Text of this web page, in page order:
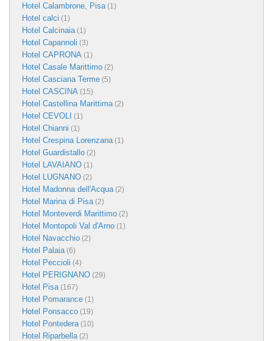
Hotel Calambrone, Pisa(1)
Hotel calci (1)
Hotel Calcinaia(1)
Hotel Capannoli (3)
Hotel CAPRONA (1)
Hotel Casale Marittimo (2)
Hotel Casciana Terme (5)
Hotel CASCINA (15)
Hotel Castellina Marittima(2)
Hotel CEVOLI (1)
Hotel Chianni (1)
Hotel Crespina Lorenzana(1)
Hotel Guardistallo (2)
Hotel LAVAIANO (1)
Hotel LUGNANO (2)
Hotel Madonna dell'Acqua(2)
Hotel Marina di Pisa(2)
Hotel Monteverdi Marittimo (2)
Hotel Montopoli Val d'Arno (1)
Hotel Navacchio (2)
Hotel Palaia(6)
Hotel Peccioli (4)
Hotel PERIGNANO (29)
Hotel Pisa(167)
Hotel Pomarance (1)
Hotel Ponsacco (19)
Hotel Pontedera(10)
Hotel Riparbella(2)